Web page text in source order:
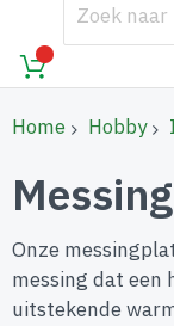
Home Hobby
Onze
messing dat een
uitstekende